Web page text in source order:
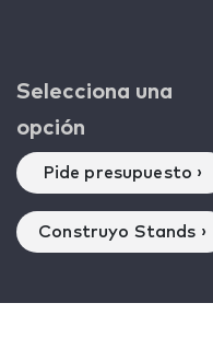
Selecciona una
opción
Pide presupuesto ›
Construyo Stands ›